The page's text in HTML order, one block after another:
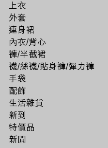
上衣
外套
連身裙
內衣/背心
褲/半截裙
襪/絲襪/貼身褲/彈力褲
手袋
配飾
生活雜貨
新到
特價品
新聞